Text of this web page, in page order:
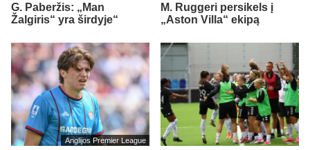
G. Paberžis: „Man
Žalgiris“ yra širdyje“
M. Ruggeri persikels į
„Aston Villa“ ekipą
Anglijos Premier League